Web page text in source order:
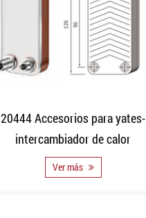
20444 Accesorios para yates-
intercambiador de calor
Ver más